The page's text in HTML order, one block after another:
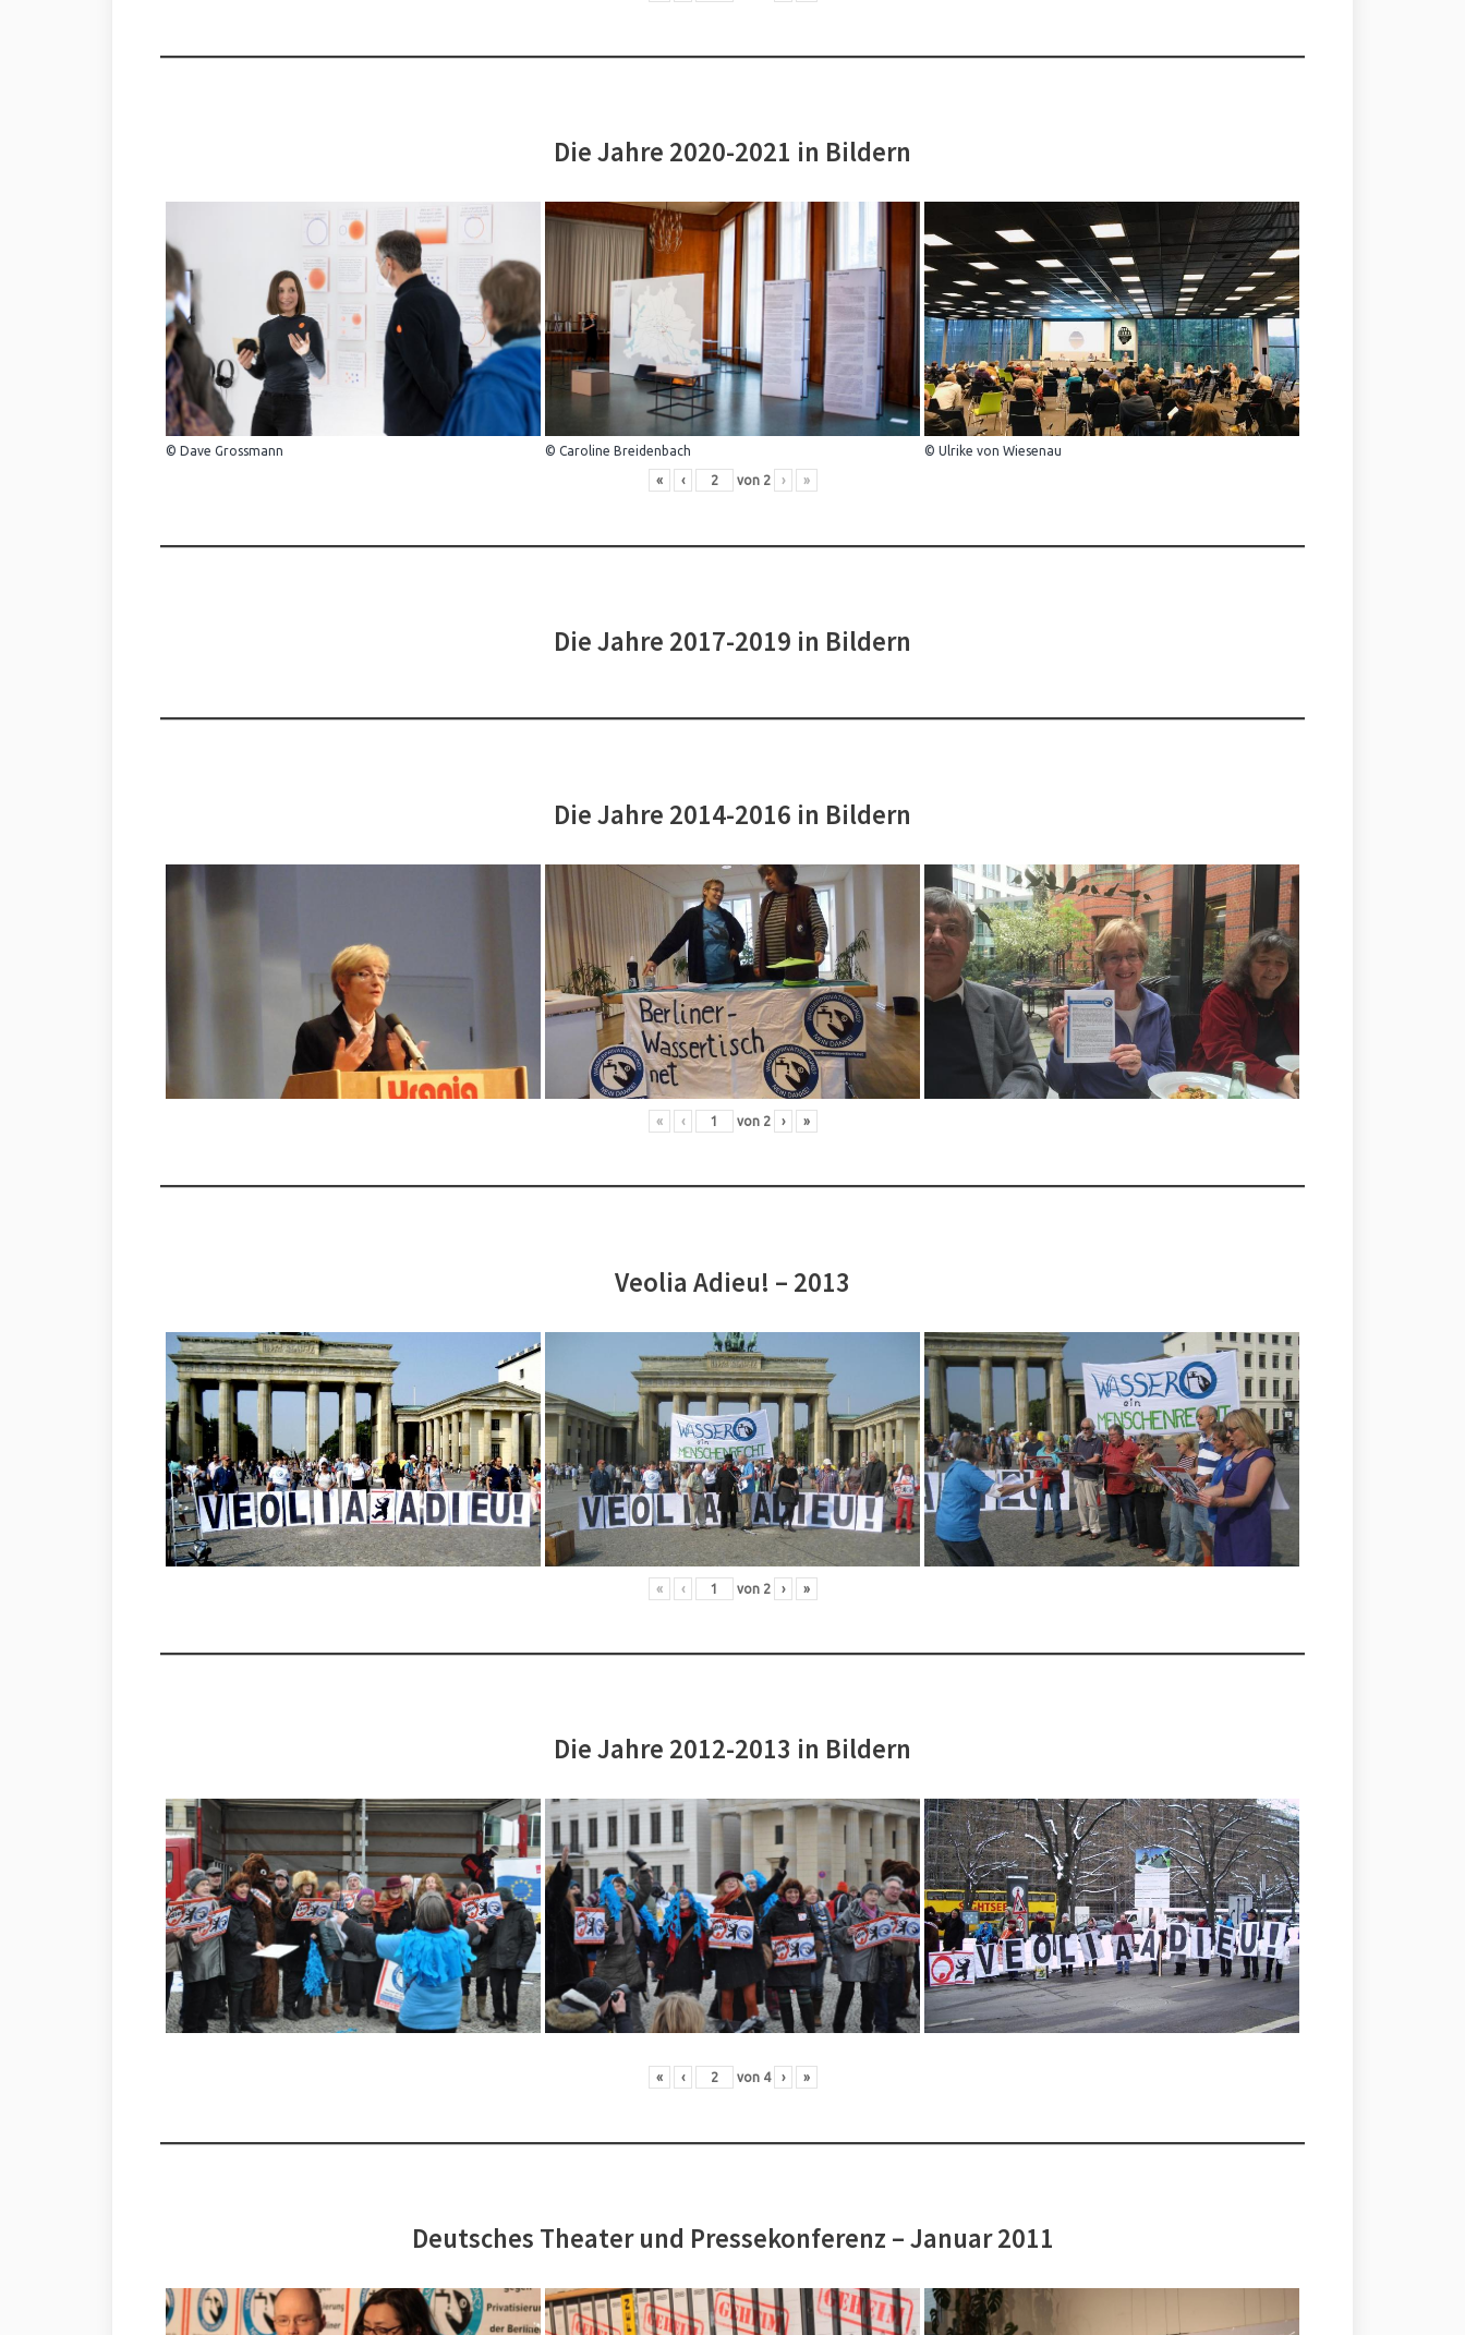
Die Jahre 2020-2021 in Bildern
© Dave Grossmann © Caroline Breidenbach © Ulrike von Wiesenau
« ‹ von 2 › »
Die Jahre 2017-2019 in Bildern
Die Jahre 2014-2016 in Bildern
« ‹ von 2 › »
Veolia Adieu! – 2013
« ‹ von 2 › »
Die Jahre 2012-2013 in Bildern
« ‹ von 4 › »
Deutsches Theater und Pressekonferenz – Januar 2011